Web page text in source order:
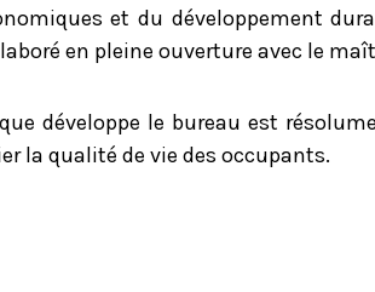
et du développement
en pleine ouverture avec le
développe le bureau est
la qualité de vie des occupants.